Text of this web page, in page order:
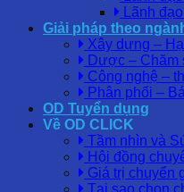
Lãnh
Giải pháp theo
Xây dựng –
Dược – Chăm
Công nghệ –
Phân phối –
OD Tuyển dụng
Về OD CLICK
Tầm nhìn và
Hội đồng
Giá trị chuyển